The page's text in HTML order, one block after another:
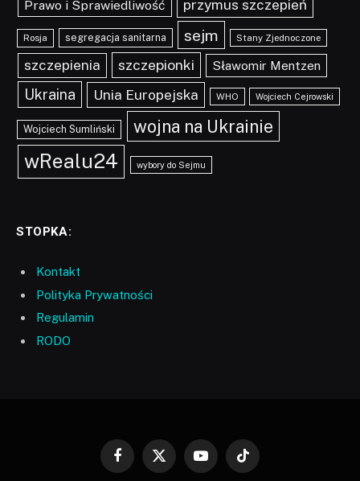
Prawo i Sprawiedliwość przymus szczepień
Rosja segregacja sanitarna sejm Stany Zjednoczone
szczepienia szczepionki Sławomir Mentzen
Ukraina Unia Europejska WHO Wojciech Cejrowski
Wojciech Sumliński wojna na Ukrainie
wRealu24 wybory do Sejmu
STOPKA:
Kontakt
Polityka Prywatności
Regulamin
RODO
Facebook
X
YouTubeTikTok